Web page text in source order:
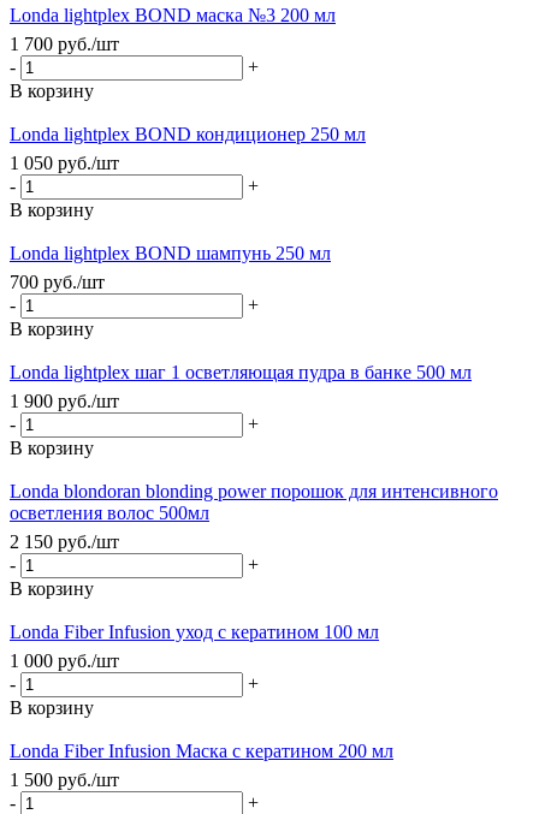
Londa lightplex BOND маска №3 200 мл
1 700 руб./шт
-
+
В корзину
Londa lightplex BOND кондиционер 250 мл
1 050 руб./шт
-
+
В корзину
Londa lightplex BOND шампунь 250 мл
700 руб./шт
-
+
В корзину
Londa lightplex шаг 1 осветляющая пудра в банке 500 мл
1 900 руб./шт
-
+
В корзину
Londa blondoran blonding power порошок для интенсивного
осветления волос 500мл
2 150 руб./шт
-
+
В корзину
Londa Fiber Infusion уход с кератином 100 мл
1 000 руб./шт
-
+
В корзину
Londа Fiber Infusion Маска с кератином 200 мл
1 500 руб./шт
-
+